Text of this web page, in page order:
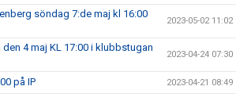
söndag 7:de maj kl 16:00
2023-05-02 11:02
4 maj KL 17:00 i klubbstugan
2023-04-24 07:30
på IP 2023-04-21 08:49